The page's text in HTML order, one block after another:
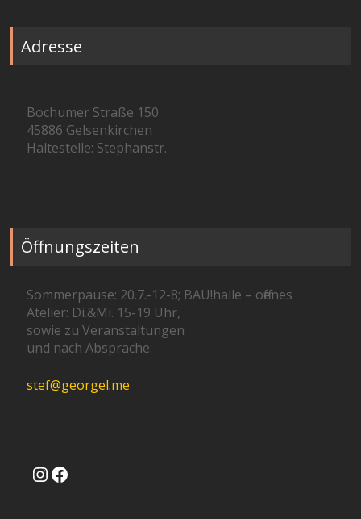
Adresse
Bochumer Straße 150
45886 Gelsenkirchen
Haltestelle: Stephanstr.
Öffnungszeiten
Sommerpause: 20.7.-12-8; BAU!halle – offenes
Atelier: Di.&Mi. 15-19 Uhr,
sowie zu Veranstaltungen
und nach Absprache:
stef@georgel.me
Instagram
Facebook